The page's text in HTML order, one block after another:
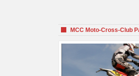
MCC Moto-Cross-Club